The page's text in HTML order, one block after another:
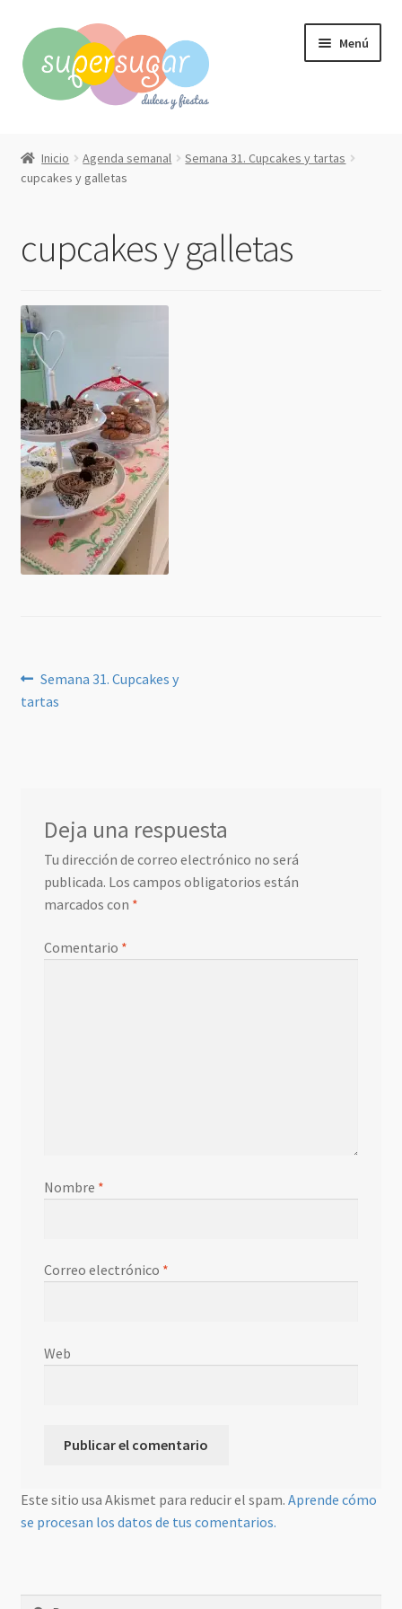
a
la
navegación
al
contenido
Menú
Compra online
Contacto
Mi cuenta
Inicio Agenda semanal
Semana 31. Cupcakes y tartas
cupcakes y galletas
cupcakes y galletas
Navegación
de
Anterior:
Semana 31. Cupcakes y
tartas
Deja una respuesta
Tu dirección de correo electrónico no será
publicada. Los campos obligatorios están
marcados con *
Comentario *
Nombre *
Correo electrónico *
Web
Este sitio usa Akismet para reducir el spam. Aprende cómo
se procesan los datos de tus comentarios.
Buscar: